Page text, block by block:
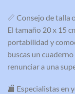
📏 Consejo de talla
El tamaño 20 x 15
portabilidad y
buscas un
renunciar a una
🏬 Especialistas en